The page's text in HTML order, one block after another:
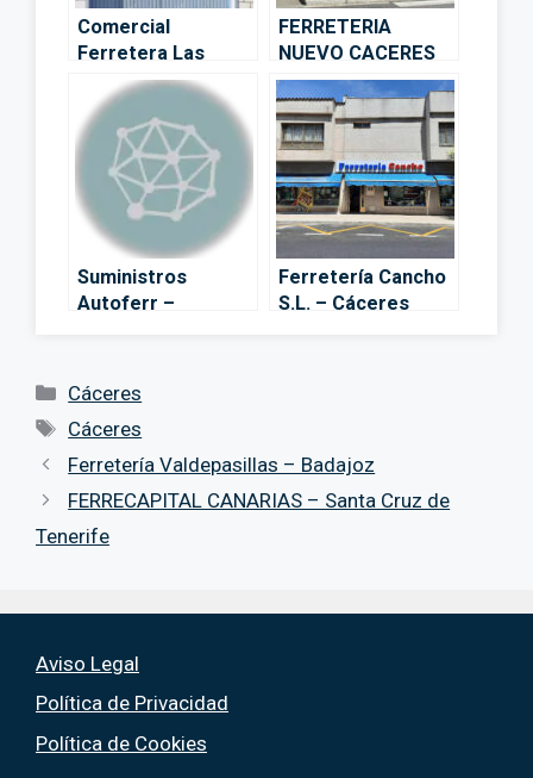
Comercial
Ferretera Las
Capellanias –
Cáceres
FERRETERIA
NUEVO CACERES
MANTENIMIENTOS
– Cáceres
Suministros
Autoferr –
Ferretería Cancho
S.L. – Cáceres
Categorías
Cáceres
Etiquetas
Cáceres
Ferretería Valdepasillas – Badajoz
FERRECAPITAL CANARIAS – Santa Cruz de
Tenerife
Aviso Legal
Política de Privacidad
Política de Cookies